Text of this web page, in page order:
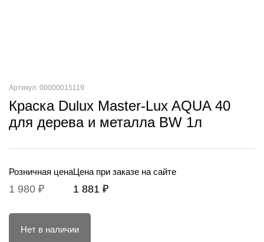
Артикул: 00000015119
Краска Dulux Master-Lux AQUA 40
для дерева и металла BW 1л
Розничная цена
1 980 ₽
Цена при заказе на сайте
1 881 ₽
Нет в наличии